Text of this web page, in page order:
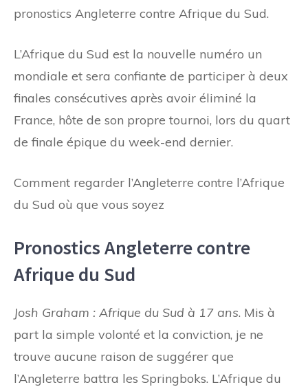
pronostics Angleterre contre Afrique du Sud.
L’Afrique du Sud est la nouvelle numéro un
mondiale et sera confiante de participer à deux
finales consécutives après avoir éliminé la
France, hôte de son propre tournoi, lors du quart
de finale épique du week-end dernier.
Comment regarder l’Angleterre contre l’Afrique
du Sud où que vous soyez
Pronostics Angleterre contre
Afrique du Sud
Josh Graham : Afrique du Sud à 17 ans. Mis à
part la simple volonté et la conviction, je ne
trouve aucune raison de suggérer que
l’Angleterre battra les Springboks. L’Afrique du